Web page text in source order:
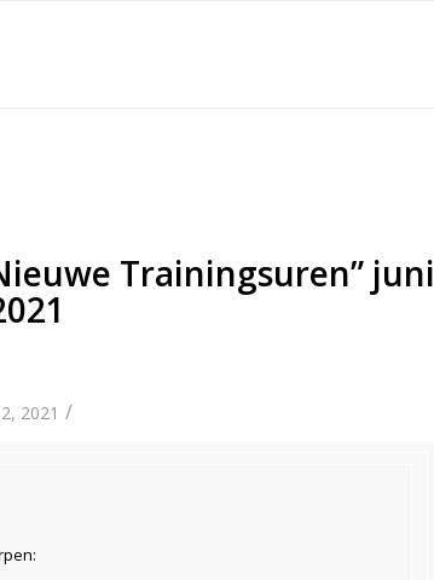
Trainingsuren” juni
2021 /